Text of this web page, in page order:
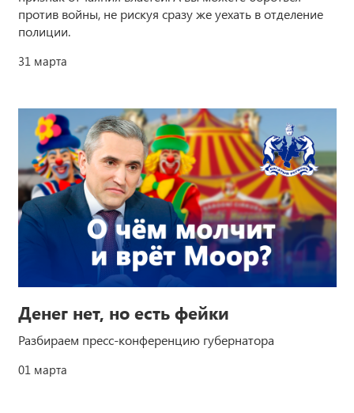
против войны, не рискуя сразу же уехать в отделение
полиции.
31 марта
Денег нет, но есть фейки
Разбираем пресс-конференцию губернатора
01 марта